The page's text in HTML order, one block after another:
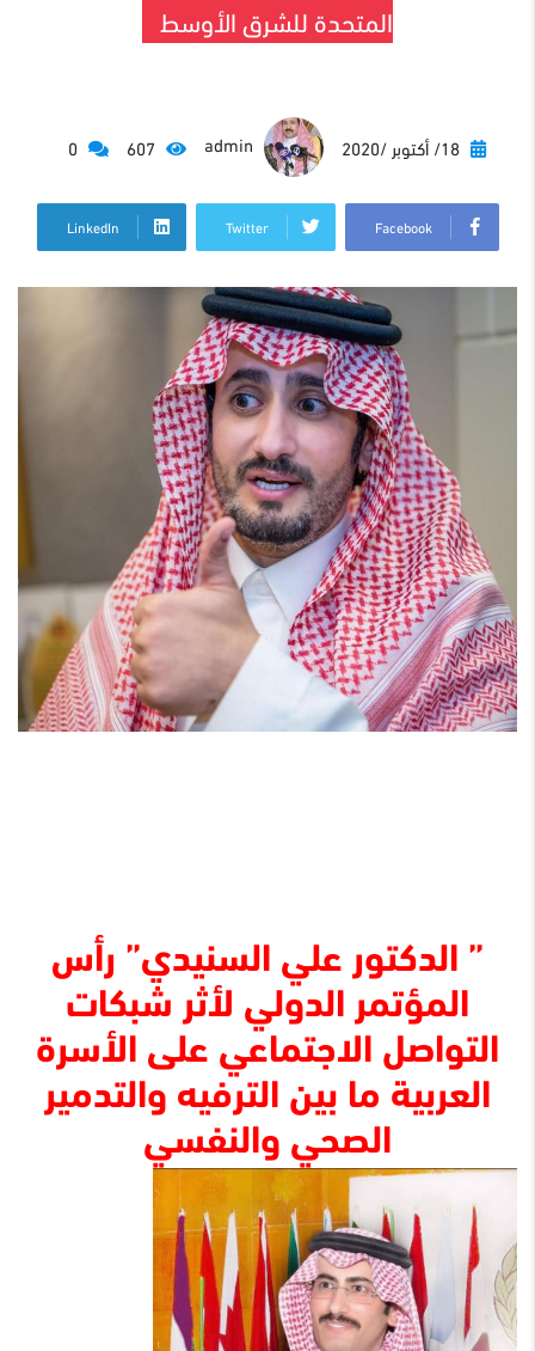
المتحدة للشرق الأوسط
18/ أكتوبر /2020
Facebook
Twitter
LinkedIn
” الدكتور علي السنيدي” رأس
المؤتمر الدولي لأثر شبكات
التواصل الاجتماعي على الأسرة
العربية ما بين الترفيه والتدمير
الصحي والنفسي